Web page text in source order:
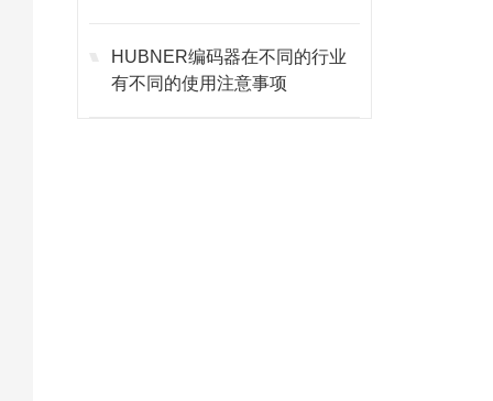
HUBNER编码器在不同的行业
有不同的使用注意事项